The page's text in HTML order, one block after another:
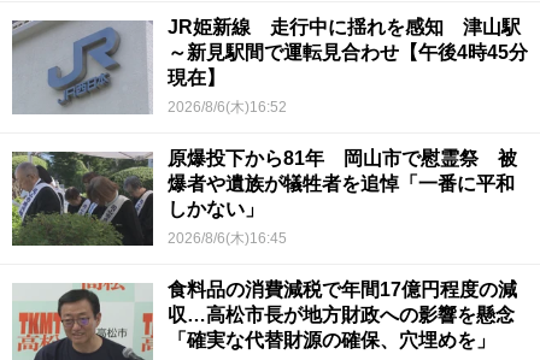
JR姫新線 走行中に揺れを感知 津山駅
～新見駅間で運転見合わせ【午後4時45分
現在】
2026/8/6(木)16:52
原爆投下から81年 岡山市で慰霊祭 被
爆者や遺族が犠牲者を追悼「一番に平和
しかない」
2026/8/6(木)16:45
食料品の消費減税で年間17億円程度の減
収…高松市長が地方財政への影響を懸念
「確実な代替財源の確保、穴埋めを」